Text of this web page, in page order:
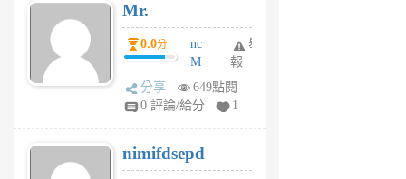
Mr.
0.0分
nc
M
U
F
U
5
舉
報
分享
649點閱
0 評論/給分
1
nimifdsepd